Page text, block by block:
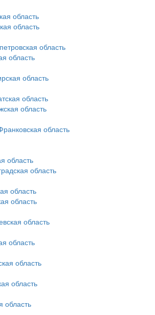
область
область
область
область
область
область
область
область
область
область
область
область
область
область
область
область
область